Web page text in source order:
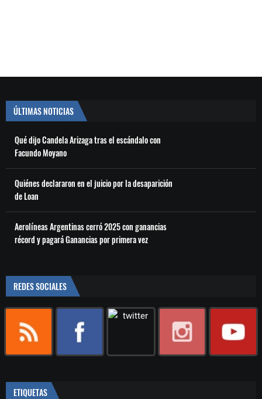
ÚLTIMAS NOTICIAS
Qué dijo Candela Arizaga tras el escándalo con
Facundo Moyano
Quiénes declararon en el juicio por la desaparición
de Loan
Aerolíneas Argentinas cerró 2025 con ganancias
récord y pagará Ganancias por primera vez
REDES SOCIALES
ETIQUETAS